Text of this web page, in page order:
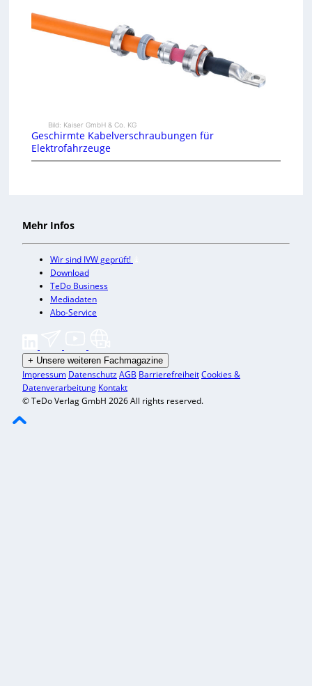
Bild: Kaiser GmbH & Co. KG
Geschirmte Kabelverschraubungen für
Elektrofahrzeuge
Mehr Infos
Wir sind IVW geprüft!
Download
TeDo Business
Mediadaten
Abo-Service
+ Unsere weiteren Fachmagazine
Impressum DatenschutzAGB BarrierefreiheitCookies &
Datenverarbeitung Kontakt
© TeDo Verlag GmbH 2026 All rights reserved.